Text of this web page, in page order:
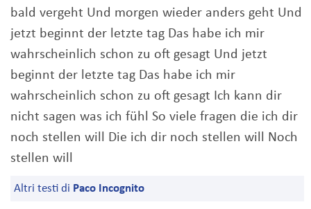
bald vergeht Und morgen wieder anders geht Und
jetzt beginnt der letzte tag Das habe ich mir
wahrscheinlich schon zu oft gesagt Und jetzt
beginnt der letzte tag Das habe ich mir
wahrscheinlich schon zu oft gesagt Ich kann dir
nicht sagen was ich fühl So viele fragen die ich dir
noch stellen will Die ich dir noch stellen will Noch
stellen will
Altri testi di Paco Incognito